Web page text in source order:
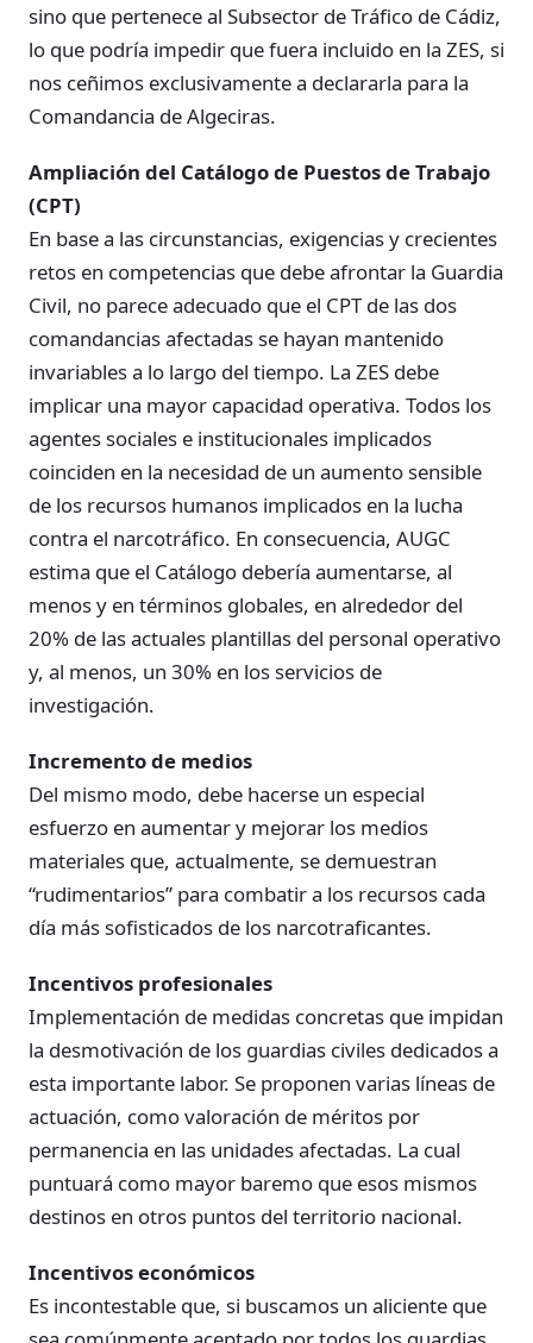
sino que pertenece al Subsector de Tráfico de Cádiz,
lo que podría impedir que fuera incluido en la ZES, si
nos ceñimos exclusivamente a declararla para la
Comandancia de Algeciras.
Ampliación del Catálogo de Puestos de Trabajo
(CPT)
En base a las circunstancias, exigencias y crecientes
retos en competencias que debe afrontar la Guardia
Civil, no parece adecuado que el CPT de las dos
comandancias afectadas se hayan mantenido
invariables a lo largo del tiempo. La ZES debe
implicar una mayor capacidad operativa. Todos los
agentes sociales e institucionales implicados
coinciden en la necesidad de un aumento sensible
de los recursos humanos implicados en la lucha
contra el narcotráfico. En consecuencia, AUGC
estima que el Catálogo debería aumentarse, al
menos y en términos globales, en alrededor del
20% de las actuales plantillas del personal operativo
y, al menos, un 30% en los servicios de
investigación.
Incremento de medios
Del mismo modo, debe hacerse un especial
esfuerzo en aumentar y mejorar los medios
materiales que, actualmente, se demuestran
“rudimentarios” para combatir a los recursos cada
día más sofisticados de los narcotraficantes.
Incentivos profesionales
Implementación de medidas concretas que impidan
la desmotivación de los guardias civiles dedicados a
esta importante labor. Se proponen varias líneas de
actuación, como valoración de méritos por
permanencia en las unidades afectadas. La cual
puntuará como mayor baremo que esos mismos
destinos en otros puntos del territorio nacional.
Incentivos económicos
Es incontestable que, si buscamos un aliciente que